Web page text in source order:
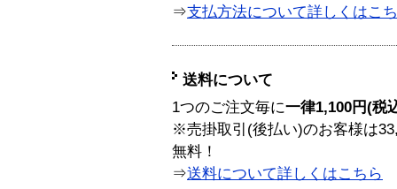
⇒支払方法について詳しくはこ
送料について
1つのご注文毎に一律1,100円(税
※売掛取引(後払い)のお客様は
無料！
⇒送料について詳しくはこちら